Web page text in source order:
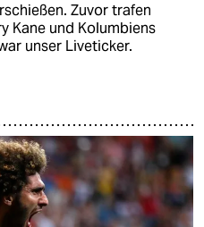
Zuvor trafen
Kane und Kolumbiens
unser Liveticker.